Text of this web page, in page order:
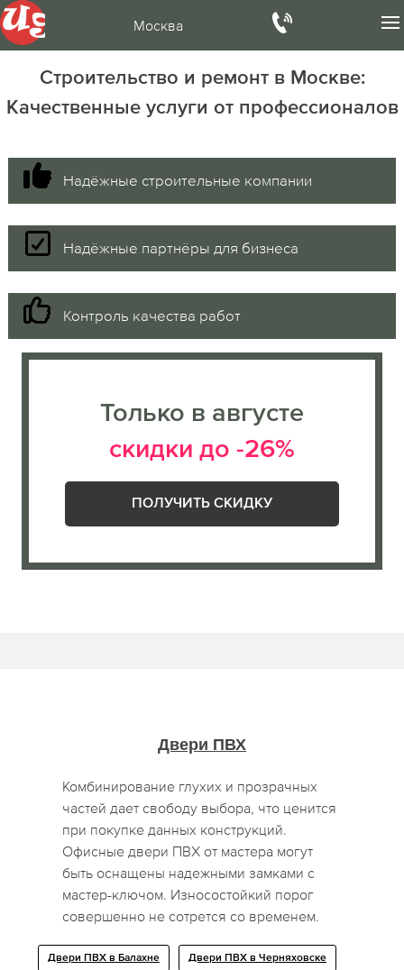
Москва
Строительство и ремонт в Москве:
Качественные услуги от профессионалов
Надёжные строительные компании
Надёжные партнёры для бизнеса
Контроль качества работ
Только в августе
скидки до -26%
ПОЛУЧИТЬ СКИДКУ
Двери ПВХ
Комбинирование глухих и прозрачных
частей дает свободу выбора, что ценится
при покупке данных конструкций.
Офисные двери ПВХ от мастера могут
быть оснащены надежными замками с
мастер-ключом. Износостойкий порог
совершенно не сотрется со временем.
Двери ПВХ в Балахне Двери ПВХ в Черняховске